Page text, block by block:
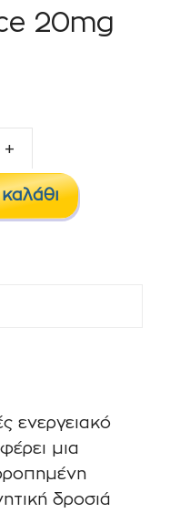
20mg
Elfbull
+
ενεργειακό
μια
δροσιά